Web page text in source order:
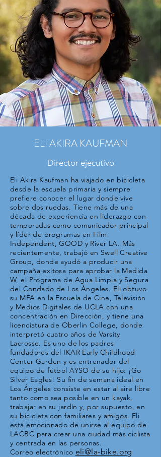
ELI AKIRA KAUFMAN
Director ejecutivo
Eli Akira Kaufman ha viajado en bicicleta
desde la escuela primaria y siempre
prefiere conocer el lugar donde vive
sobre dos ruedas. Tiene más de una
década de experiencia en liderazgo con
temporadas como comunicador principal
y líder de programas en Film
Independent, GOOD y River LA. Más
recientemente, trabajó en Swell Creative
Group, donde ayudó a producir una
campaña exitosa para aprobar la Medida
W, el Programa de Agua Limpia y Segura
del Condado de Los Ángeles. Eli obtuvo
su MFA en la Escuela de Cine, Televisión
y Medios Digitales de UCLA con una
concentración en Dirección, y tiene una
licenciatura de Oberlin College, donde
interpretó cuatro años de Varsity
Lacrosse. Es uno de los padres
fundadores del IKAR Early Childhood
Center Garden y es entrenador del
equipo de fútbol AYSO de su hijo: ¡Go
Silver Eagles! Su fin de semana ideal en
Los Ángeles consiste en estar al aire libre
tanto como sea posible en un kayak,
trabajar en su jardín y, por supuesto, en
su bicicleta con familiares y amigos. Eli
está emocionado de unirse al equipo de
LACBC para crear una ciudad más ciclista
y centrada en las personas.
Correo electrónico eli@la-bike.org